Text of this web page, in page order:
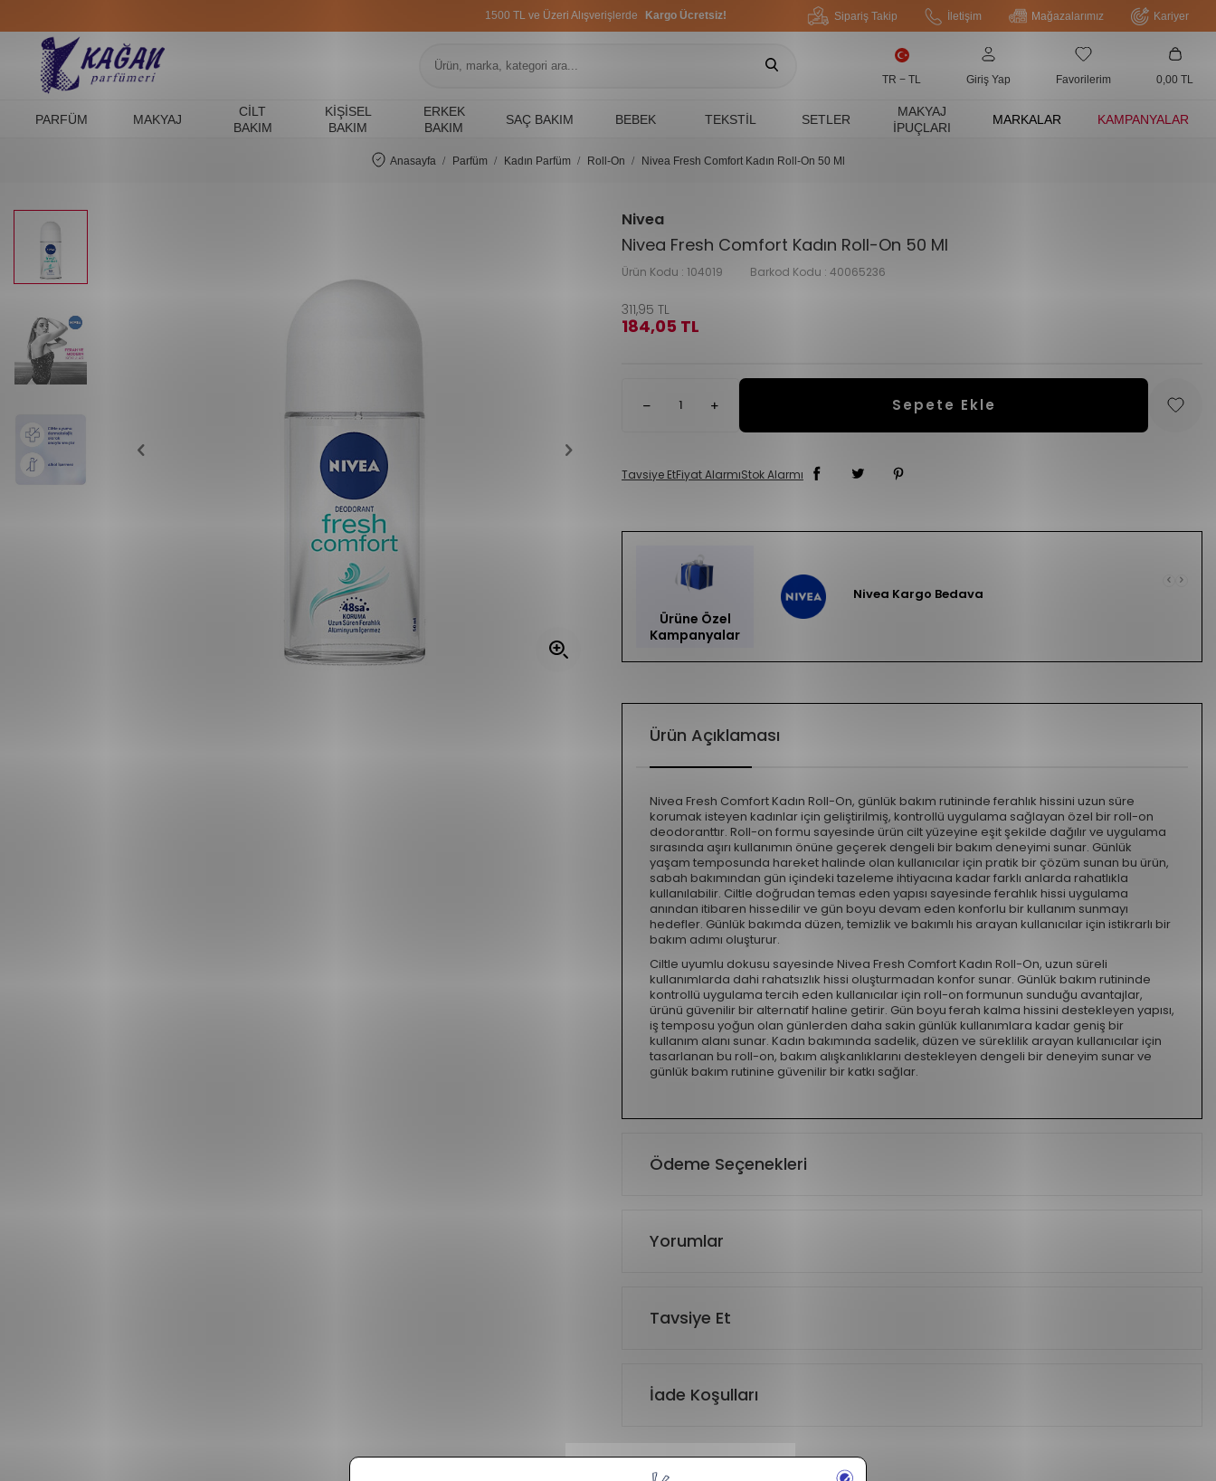
1500 TL ve Üzeri Alışverişlerde Kargo Ücretsiz! Sipariş Takip İletişim Mağazalarımız Kariyer
TR − TL Giriş Yap Favorilerim 0,00 TL
PARFÜM MAKYAJ
CILT
BAKIM
KIŞISEL
BAKIM
ERKEK
BAKIM
SAÇ BAKIM BEBEK TEKSTIL SETLER
MAKYAJ
İPUÇLARI
MARKALAR KAMPANYALAR
Anasayfa Parfüm Kadın Parfüm Roll-On Nivea Fresh Comfort Kadın Roll-On 50 Ml
Nivea
Nivea Fresh Comfort Kadın Roll-On 50 Ml
Ürün Kodu : 104019 Barkod Kodu : 40065236
311,95 TL
184,05 TL
Sepete Ekle
Tavsiye EtFiyat AlarmıStok Alarmı
Ürüne Özel
Kampanyalar
Nivea Kargo Bedava
Ürün Açıklaması
Nivea Fresh Comfort Kadın Roll-On, günlük bakım rutininde ferahlık hissini uzun süre
korumak isteyen kadınlar için geliştirilmiş, kontrollü uygulama sağlayan özel bir roll-on
deodoranttır. Roll-on formu sayesinde ürün cilt yüzeyine eşit şekilde dağılır ve uygulama
sırasında aşırı kullanımın önüne geçerek dengeli bir bakım deneyimi sunar. Günlük
yaşam temposunda hareket halinde olan kullanıcılar için pratik bir çözüm sunan bu ürün,
sabah bakımından gün içindeki tazeleme ihtiyacına kadar farklı anlarda rahatlıkla
kullanılabilir. Ciltle doğrudan temas eden yapısı sayesinde ferahlık hissi uygulama
anından itibaren hissedilir ve gün boyu devam eden konforlu bir kullanım sunmayı
hedefler. Günlük bakımda düzen, temizlik ve bakımlı his arayan kullanıcılar için istikrarlı bir
bakım adımı oluşturur.
Ciltle uyumlu dokusu sayesinde Nivea Fresh Comfort Kadın Roll-On, uzun süreli
kullanımlarda dahi rahatsızlık hissi oluşturmadan konfor sunar. Günlük bakım rutininde
kontrollü uygulama tercih eden kullanıcılar için roll-on formunun sunduğu avantajlar,
ürünü güvenilir bir alternatif haline getirir. Gün boyu ferah kalma hissini destekleyen yapısı,
iş temposu yoğun olan günlerden daha sakin günlük kullanımlara kadar geniş bir
kullanım alanı sunar. Kadın bakımında sadelik, düzen ve süreklilik arayan kullanıcılar için
tasarlanan bu roll-on, bakım alışkanlıklarını destekleyen dengeli bir deneyim sunar ve
günlük bakım rutinine güvenilir bir katkı sağlar.
Ödeme Seçenekleri
Yorumlar
Tavsiye Et
İade Koşulları